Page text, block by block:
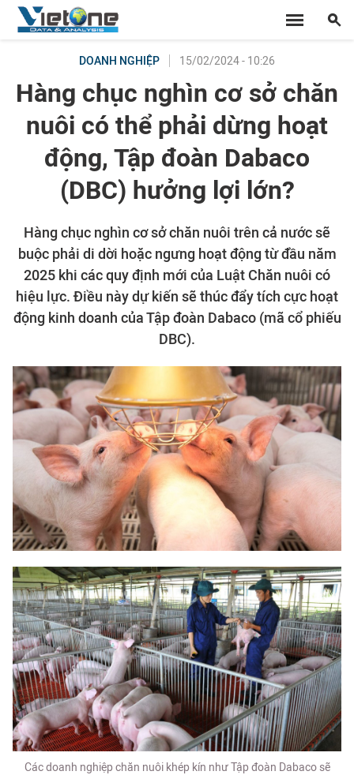
DOANH NGHIỆP 15/02/2024 - 10:26
Hàng chục nghìn cơ sở chăn
nuôi có thể phải dừng hoạt
động, Tập đoàn Dabaco
(DBC) hưởng lợi lớn?
Hàng chục nghìn cơ sở chăn nuôi trên cả nước sẽ
buộc phải di dời hoặc ngưng hoạt động từ đầu năm
2025 khi các quy định mới của Luật Chăn nuôi có
hiệu lực. Điều này dự kiến sẽ thúc đẩy tích cực hoạt
động kinh doanh của Tập đoàn Dabaco (mã cổ phiếu
DBC).
Các doanh nghiệp chăn nuôi khép kín như Tập đoàn Dabaco sẽ